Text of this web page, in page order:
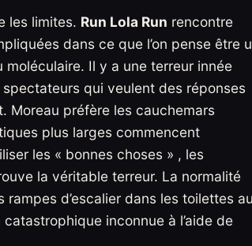
les limites. Run Lola Run rencontre
dans ce que l’on pense être
Il y a une terreur innée
qui veulent des réponses
Moreau préfère les cauchemars
plus larges commencent
les « bonnes choses » , les
la véritable terreur. La normalité
d’escalier dans les toilettes
inconnue à l’aide de